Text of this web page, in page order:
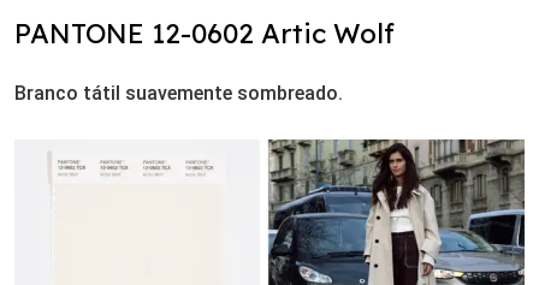
PANTONE 12-0602 Artic Wolf
Branco tátil suavemente sombreado.